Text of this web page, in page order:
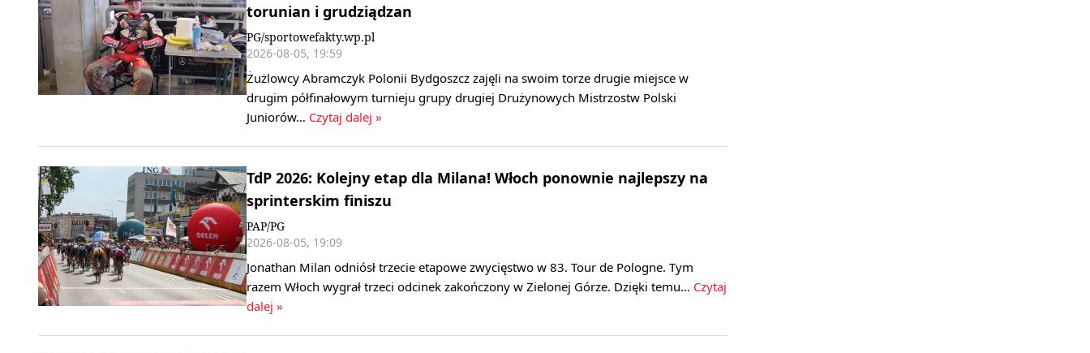
torunian i grudziądzan
PG/sportowefakty.wp.pl
2026-08-05, 19:59
Żużlowcy Abramczyk Polonii Bydgoszcz zajęli na swoim torze drugie miejsce w
drugim półfinałowym turnieju grupy drugiej Drużynowych Mistrzostw Polski
Juniorów… Czytaj dalej »
TdP 2026: Kolejny etap dla Milana! Włoch ponownie najlepszy na
sprinterskim finiszu
PAP/PG
2026-08-05, 19:09
Jonathan Milan odniósł trzecie etapowe zwycięstwo w 83. Tour de Pologne. Tym
razem Włoch wygrał trzeci odcinek zakończony w Zielonej Górze. Dzięki temu… Czytaj
dalej »